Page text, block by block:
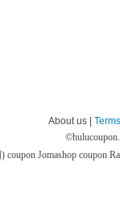
About us |
©
coupon Jomashop coupon